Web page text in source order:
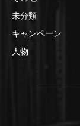
未分類
キャンペーン
人物